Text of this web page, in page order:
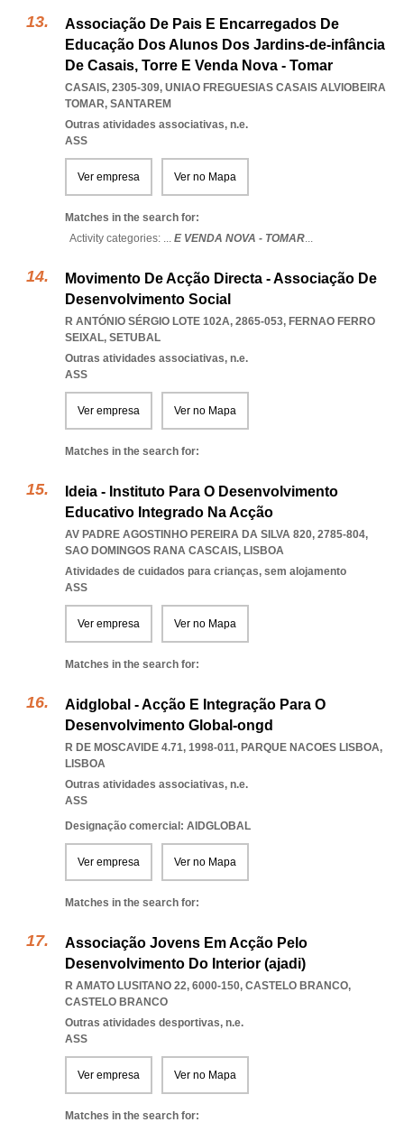
Associação De Pais E Encarregados De
Educação Dos Alunos Dos Jardins-de-infância
De Casais, Torre E Venda Nova - Tomar
CASAIS, 2305-309, UNIAO FREGUESIAS CASAIS ALVIOBEIRA
TOMAR, SANTAREM
Outras atividades associativas, n.e.
ASS
Ver empresa Ver no Mapa
Matches in the search for:
Activity categories: ... E VENDA NOVA - TOMAR...
Movimento De Acção Directa - Associação De
Desenvolvimento Social
R ANTÓNIO SÉRGIO LOTE 102A, 2865-053, FERNAO FERRO
SEIXAL, SETUBAL
Outras atividades associativas, n.e.
ASS
Ver empresa Ver no Mapa
Matches in the search for:
Ideia - Instituto Para O Desenvolvimento
Educativo Integrado Na Acção
AV PADRE AGOSTINHO PEREIRA DA SILVA 820, 2785-804,
SAO DOMINGOS RANA CASCAIS, LISBOA
Atividades de cuidados para crianças, sem alojamento
ASS
Ver empresa Ver no Mapa
Matches in the search for:
Aidglobal - Acção E Integração Para O
Desenvolvimento Global-ongd
R DE MOSCAVIDE 4.71, 1998-011, PARQUE NACOES LISBOA,
LISBOA
Outras atividades associativas, n.e.
ASS
Designação comercial: AIDGLOBAL
Ver empresa Ver no Mapa
Matches in the search for:
Associação Jovens Em Acção Pelo
Desenvolvimento Do Interior (ajadi)
R AMATO LUSITANO 22, 6000-150, CASTELO BRANCO,
CASTELO BRANCO
Outras atividades desportivas, n.e.
ASS
Ver empresa Ver no Mapa
Matches in the search for: